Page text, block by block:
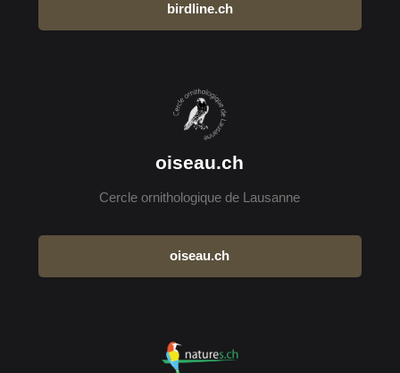
birdline.ch
oiseau.ch
Cercle ornithologique de Lausanne
oiseau.ch